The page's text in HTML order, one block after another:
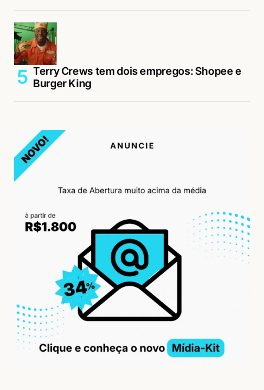
Terry Crews tem dois empregos: Shopee e
Burger King